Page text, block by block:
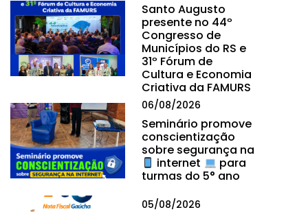
Santo Augusto
presente no 44º
Congresso de
Municípios do RS e
31º Fórum de
Cultura e Economia
Criativa da FAMURS
06/08/2026
Seminário promove
conscientização
sobre segurança na
internet
para
turmas do 5° ano
05/08/2026